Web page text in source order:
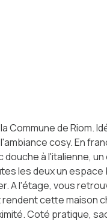
Commune de Riom.
cosy. En
à l'italienne,
les deux un
A l'étage, vous
cette maison
Coté pratique,